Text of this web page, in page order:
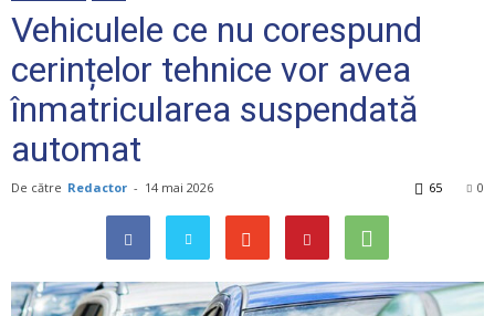
Vehiculele ce nu corespund
cerințelor tehnice vor avea
înmatricularea suspendată
automat
De către Redactor - 14 mai 2026 0
65